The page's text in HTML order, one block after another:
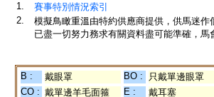
1.
賽事特別情況索引
2.
模擬鳥瞰重溫由特約供應商提供，供馬迷
已盡一切努力務求有關資料盡可能準確，
B : 戴眼罩 BO : 只戴單邊眼罩
CO : 戴單邊羊毛面箍 E : 戴耳塞